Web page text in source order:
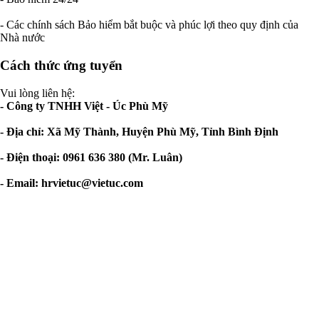
- Các chính sách Bảo hiểm bắt buộc và phúc lợi theo quy định của
Nhà nước
Cách thức ứng tuyển
Vui lòng liên hệ:
- Công ty TNHH Việt - Úc Phù Mỹ
- Địa chỉ: Xã Mỹ Thành, Huyện Phù Mỹ, Tỉnh Bình Định
- Điện thoại: 0961 636 380 (Mr. Luân)
- Email: hrvietuc@vietuc.com